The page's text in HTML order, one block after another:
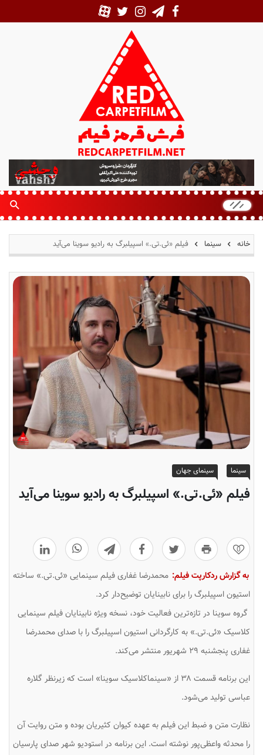
ر
ش
ر
م
ز
خانه سینما فیلم «ئی.تی.» اسپیلبرگ به رادیو سوینا می‌آید
سینما سینمای جهان
فیلم «ئی.تی.» اسپیلبرگ به رادیو سوینا می‌آید
0
به گزارش ردکارپت فیلم: محمدرضا غفاری فیلم سینمایی «ئی.تی.» ساخته
استیون اسپیلبرگ را برای نابینایان توضیح‌دار کرد.
گروه سوینا در تازه‌ترین فعالیت خود، نسخه ویژه نابینایان فیلم سینمایی
کلاسیک «ئی.تی.» به کارگردانی استیون اسپیلبرگ را با صدای محمدرضا
غفاری پنجشنبه ۲۹ شهریور منتشر می‌کند.
این برنامه قسمت ۳۸ از «سینماکلاسیک سوینا» است که زیرنظر گلاره
عباسی تولید می‌شود.
نظارت متن و ضبط این فیلم به عهده کیوان کثیریان بوده و متن روایت آن
را محدثه واعظی‌پور نوشته‌ است. این برنامه در استودیو شهر صدای پارسیان